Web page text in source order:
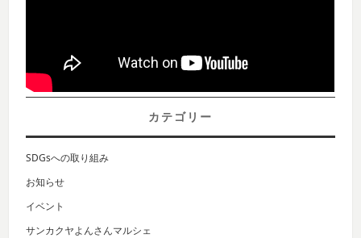
カテゴリー
SDGsへの取り組み
お知らせ
イベント
サンカクヤよんさんマルシェ